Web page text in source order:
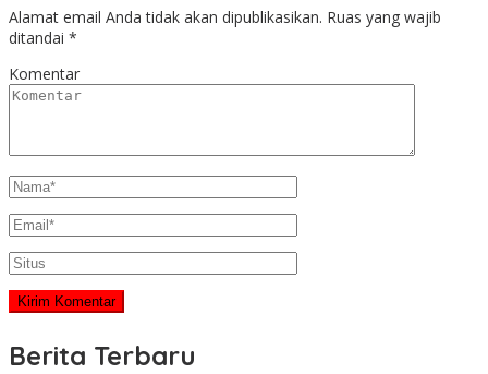
Alamat email Anda tidak akan dipublikasikan. Ruas yang wajib
ditandai *
Komentar
Berita Terbaru